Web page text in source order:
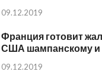
09.12.2019
Франция готовит
США шампанскому
09.12.2019